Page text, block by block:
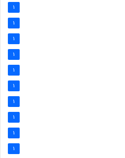
1
1
1
1
1
1
1
1
1
1